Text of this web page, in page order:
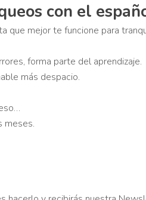
con el
que mejor te funcione para
forma parte del aprendizaje.
más despacio.
meses.